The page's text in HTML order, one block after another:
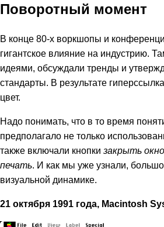
Поворотный момент
В конце 80-х воркшопы и
гигантское влияние на индустрию.
идеями, обсуждали тренды и
стандарты. В результате
цвет.
Надо понимать, что в то время
предполагало не только
также включали кнопки закрыть окно
печать. И как мы уже узнали,
визуальной динамике.
21 октября 1991 года, Macintosh